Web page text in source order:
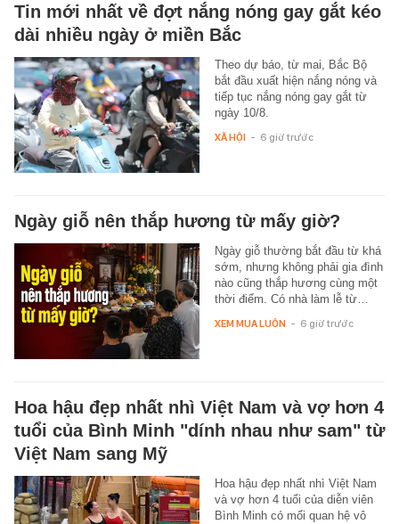
Tin mới nhất về đợt nắng nóng gay gắt kéo
dài nhiều ngày ở miền Bắc
Theo dự báo, từ mai, Bắc Bộ
bắt đầu xuất hiện nắng nóng và
tiếp tục nắng nóng gay gắt từ
ngày 10/8.
XÃ HỘI - 6 giờ trước
Ngày giỗ nên thắp hương từ mấy giờ?
Ngày giỗ thường bắt đầu từ khá
sớm, nhưng không phải gia đình
nào cũng thắp hương cùng một
thời điểm. Có nhà làm lễ từ…
XEM MUA LUÔN - 6 giờ trước
Hoa hậu đẹp nhất nhì Việt Nam và vợ hơn 4
tuổi của Bình Minh "dính nhau như sam" từ
Việt Nam sang Mỹ
Hoa hậu đẹp nhất nhì Việt Nam
và vợ hơn 4 tuổi của diễn viên
Bình Minh có mối quan hệ vô